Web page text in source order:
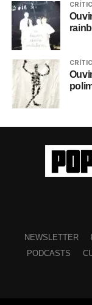
NEWSLETTER
PODCASTS